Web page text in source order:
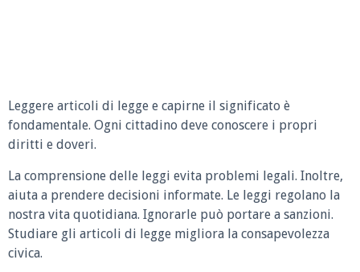
Leggere articoli di legge e capirne il significato è
fondamentale. Ogni cittadino deve conoscere i propri
diritti e doveri.
La comprensione delle leggi evita problemi legali. Inoltre,
aiuta a prendere decisioni informate. Le leggi regolano la
nostra vita quotidiana. Ignorarle può portare a sanzioni.
Studiare gli articoli di legge migliora la consapevolezza
civica.